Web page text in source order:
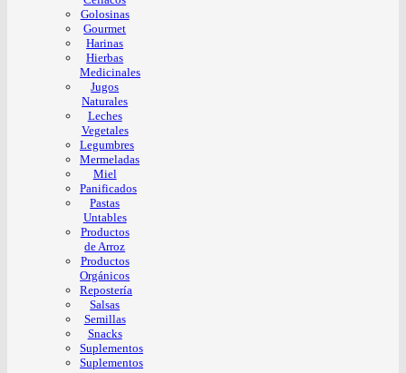
Golosinas
Gourmet
Harinas
Hierbas
Medicinales
Jugos
Naturales
Leches
Vegetales
Legumbres
Mermeladas
Miel
Panificados
Pastas
Untables
Productos
de Arroz
Productos
Orgánicos
Repostería
Salsas
Semillas
Snacks
Suplementos
Suplementos